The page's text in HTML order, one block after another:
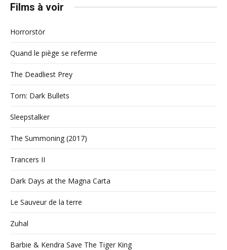
Films à voir
Horrorstör
Quand le piège se referme
The Deadliest Prey
Torn: Dark Bullets
Sleepstalker
The Summoning (2017)
Trancers II
Dark Days at the Magna Carta
Le Sauveur de la terre
Zuhal
Barbie & Kendra Save The Tiger King